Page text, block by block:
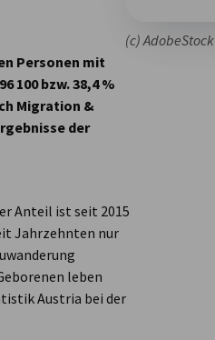
(c) AdobeStock
Personen mit
100 bzw. 38,4 %
Migration &
der
Anteil ist seit 2015
Jahrzehnten nur
leben
Austria bei der